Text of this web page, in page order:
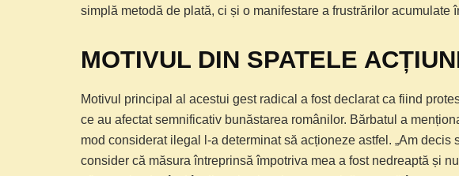
simplă metodă de plată, ci și o manifestare a frustrărilor acumulate
MOTIVUL DIN SPATELE
Motivul principal al acestui gest radical a fost declarat ca fiind
ce au afectat semnificativ bunăstarea românilor. Bărbatul a
mod considerat ilegal l-a determinat să acționeze astfel. „Am decis
consider că măsura întreprinsă împotriva mea a fost nedreaptă și